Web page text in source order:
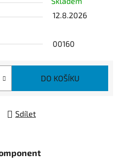
12.8.2026
00160
DO KOŠÍKU
Sdílet